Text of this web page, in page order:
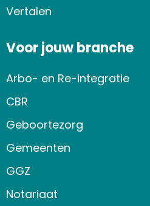
Vertalen
Voor jouw branche
Arbo- en Re-integratie
CBR
Geboortezorg
Gemeenten
GGZ
Notariaat